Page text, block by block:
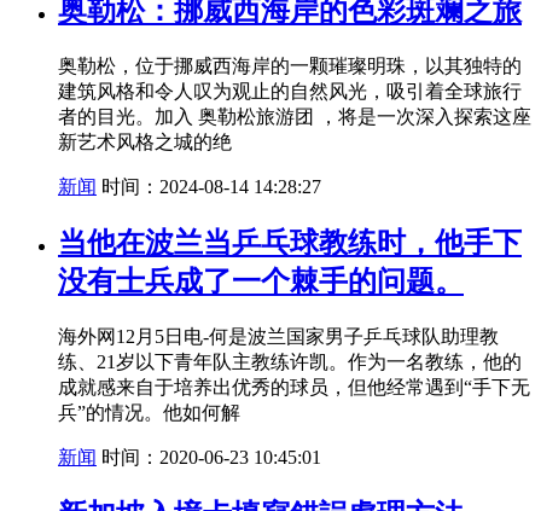
奥勒松：挪威西海岸的色彩斑斓之旅
奥勒松，位于挪威西海岸的一颗璀璨明珠，以其独特的
建筑风格和令人叹为观止的自然风光，吸引着全球旅行
者的目光。加入 奥勒松旅游团 ，将是一次深入探索这座
新艺术风格之城的绝
新闻 时间：2024-08-14 14:28:27
当他在波兰当乒乓球教练时，他手下
没有士兵成了一个棘手的问题。
海外网12月5日电-何是波兰国家男子乒乓球队助理教
练、21岁以下青年队主教练许凯。作为一名教练，他的
成就感来自于培养出优秀的球员，但他经常遇到“手下无
兵”的情况。他如何解
新闻 时间：2020-06-23 10:45:01